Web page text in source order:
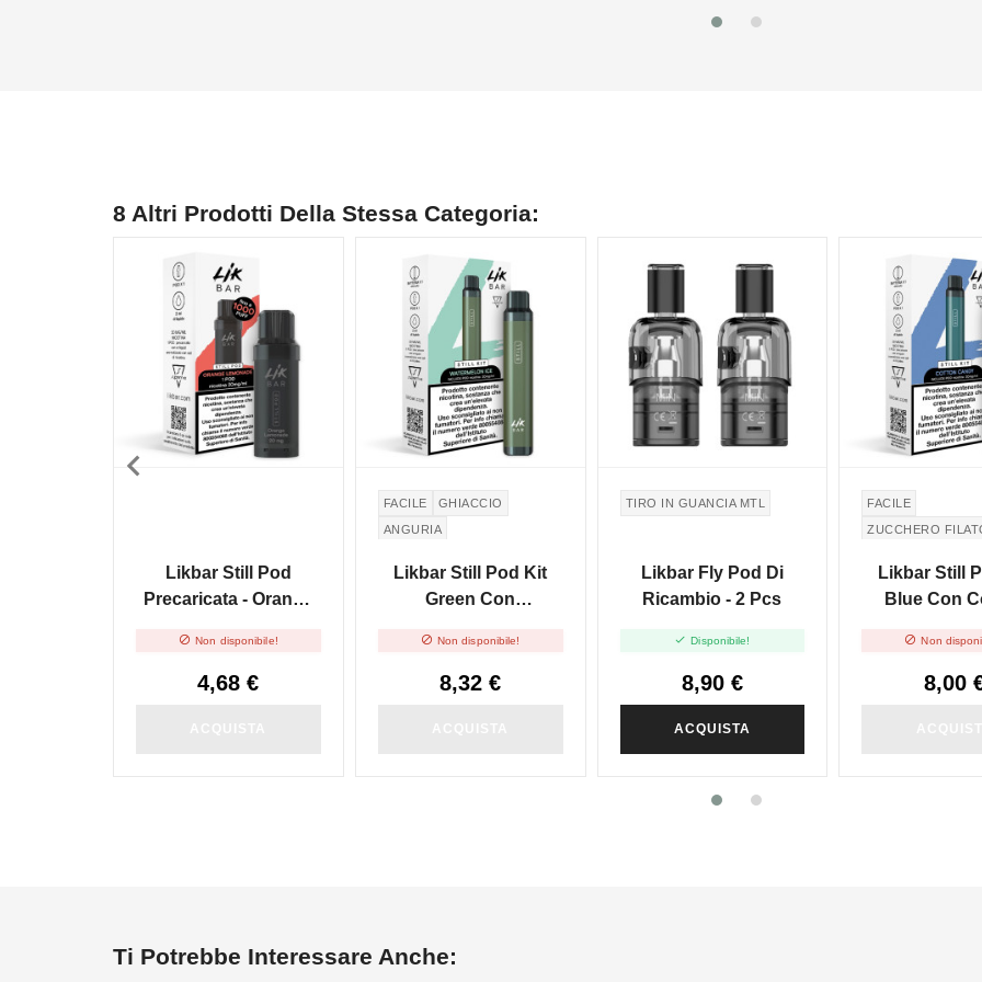
8 Altri Prodotti Della Stessa Categoria:
Likbar Still Pod
Precaricata - Orange
 Non disponibile!
4,68 €
FACILE
GHIACCIO
ANGURIA
Likbar Still Pod Kit
Green Con
Precericata - 20mg/ml
 Non disponibile!
8,32 €
NON DISPONIBILE
TIRO IN GUANCIA MTL
Likbar Fly Pod Di
Ricambio - 2 Pcs
 Disponibile!
8,90 €
ACQUISTA
FACILE
ZUCCHERO
Likbar Still
Blue Con
20mg/
 Non
8,00
NON DISPONIBILE

Ti Potrebbe Interessare Anche: